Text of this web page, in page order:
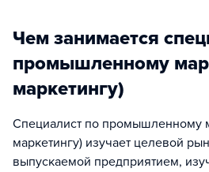
Чем занимается
промышленному
маркетингу)
Специалист по промышленному
маркетингу) изучает целевой
выпускаемой предприятием,